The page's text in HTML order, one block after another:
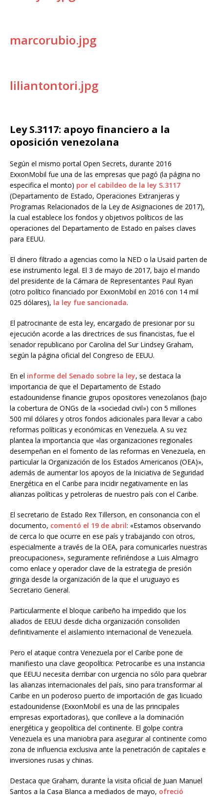
marcorubio.jpg
liliantontori.jpg
Ley S.3117: apoyo financiero a la
oposición venezolana
Según el mismo portal Open Secrets, durante 2016
ExxonMobil fue una de las empresas que pagó (la página no
especifica el monto) por el cabildeo de la ley S.3117
(Departamento de Estado, Operaciones Extranjeras y
Programas Relacionados de la Ley de Asignaciones de 2017),
la cual establece los fondos y objetivos políticos de las
operaciones del Departamento de Estado en países claves
para EEUU.
El dinero filtrado a agencias como la NED o la Usaid parten de
ese instrumento legal. El 3 de mayo de 2017, bajo el mando
del presidente de la Cámara de Representantes Paul Ryan
(otro político financiado por ExxonMobil en 2016 con 14 mil
025 dólares), la ley fue sancionada.
El patrocinante de esta ley, encargado de presionar por su
ejecución acorde a las directrices de sus financistas, fue el
senador republicano por Carolina del Sur Lindsey Graham,
según la página oficial del Congreso de EEUU.
En el informe del Senado sobre la ley, se destaca la
importancia de que el Departamento de Estado
estadounidense financie grupos opositores venezolanos (bajo
la cobertura de ONGs de la «sociedad civil») con 5 millones
500 mil dólares y otros fondos adicionales para llevar a cabo
reformas políticas y económicas en Venezuela. A su vez
plantea la importancia que «las organizaciones regionales
desempeñan en el fomento de las reformas en Venezuela, en
particular la Organización de los Estados Americanos (OEA)»,
además de aumentar los apoyos de la Iniciativa de Seguridad
Energética en el Caribe para incidir negativamente en las
alianzas políticas y petroleras de nuestro país con el Caribe.
El secretario de Estado Rex Tillerson, en consonancia con el
documento, comentó el 19 de abril: «Estamos observando
de cerca lo que ocurre en ese país y trabajando con otros,
especialmente a través de la OEA, para comunicarles nuestras
preocupaciones», seguramente refiriéndose a Luis Almagro
como enlace y operador clave de la estrategia de presión
gringa desde la organización de la que el uruguayo es
Secretario General.
Particularmente el bloque caribeño ha impedido que los
aliados de EEUU desde dicha organización consoliden
definitivamente el aislamiento internacional de Venezuela.
Pero el ataque contra Venezuela por el Caribe pone de
manifiesto una clave geopolítica: Petrocaribe es una instancia
que EEUU necesita derribar con urgencia no sólo para quebrar
las alianzas internacionales del país, sino para transformar al
Caribe en un poderoso puerto de importación de gas licuado
estadounidense (ExxonMobil es una de las principales
empresas exportadoras), que conlleve a la dominación
energética y geopolítica del continente. El golpe contra
Venezuela es una maniobra para asegurar al continente como
zona de influencia exclusiva ante la penetración de capitales e
inversiones rusas y chinas.
Destaca que Graham, durante la visita oficial de Juan Manuel
Santos a la Casa Blanca a mediados de mayo, ofreció